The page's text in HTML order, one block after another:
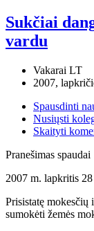
Sukčiai
vardu
Vakarai LT
2007,
Spausdinti
Nusiųsti
Skaityti
Pranešimas spaudai
2007 m. lapkritis
Prisistatę mokesčių
sumokėti žemės